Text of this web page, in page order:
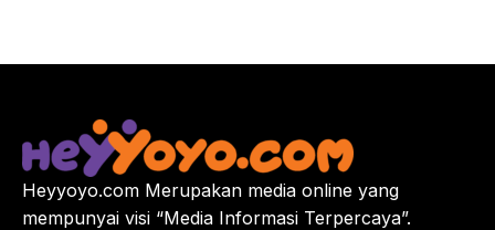
Heyyoyo.com Merupakan media online yang
mempunyai visi “Media Informasi Terpercaya”.